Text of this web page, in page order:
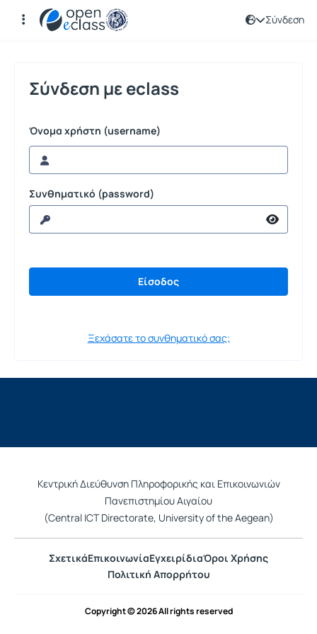
Σύνδεση
Σύνδεση
Σύνδεση με eclass
Όνομα χρήστη (username)
Συνθηματικό (password)
Ξεχάσατε το συνθηματικό σας;
Κεντρική Διεύθυνση Πληροφορικής και Επικοινωνιών
Πανεπιστημίου Αιγαίου
(Central ICT Directorate, University of the Aegean)
ΣχετικάΕπικοινωνίαΕγχειρίδιαΌροι Χρήσης
Πολιτική Απορρήτου
Copyright © 2026 All rights reserved